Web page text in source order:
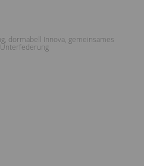
dormabell Innova gemeinsames
Unterfederung